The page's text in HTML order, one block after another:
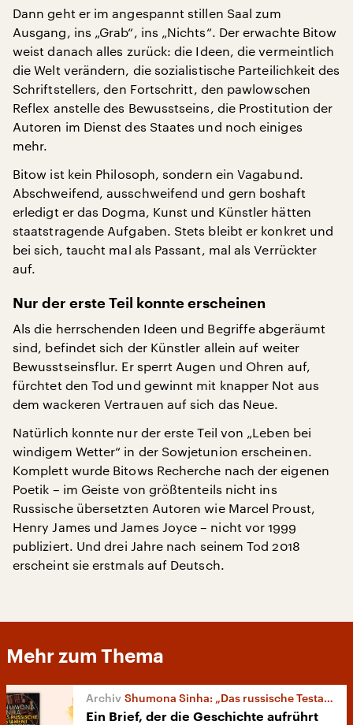
Dann geht er im angespannt stillen Saal zum
Ausgang, ins „Grab“, ins „Nichts“. Der erwachte Bitow
weist danach alles zurück: die Ideen, die vermeintlich
die Welt verändern, die sozialistische Parteilichkeit des
Schriftstellers, den Fortschritt, den pawlowschen
Reflex anstelle des Bewusstseins, die Prostitution der
Autoren im Dienst des Staates und noch einiges
mehr.
Bitow ist kein Philosoph, sondern ein Vagabund.
Abschweifend, ausschweifend und gern boshaft
erledigt er das Dogma, Kunst und Künstler hätten
staatstragende Aufgaben. Stets bleibt er konkret und
bei sich, taucht mal als Passant, mal als Verrückter
auf.
Nur der erste Teil konnte erscheinen
Als die herrschenden Ideen und Begriffe abgeräumt
sind, befindet sich der Künstler allein auf weiter
Bewusstseinsflur. Er sperrt Augen und Ohren auf,
fürchtet den Tod und gewinnt mit knapper Not aus
dem wackeren Vertrauen auf sich das Neue.
Natürlich konnte nur der erste Teil von „Leben bei
windigem Wetter“ in der Sowjetunion erscheinen.
Komplett wurde Bitows Recherche nach der eigenen
Poetik – im Geiste von größtenteils nicht ins
Russische übersetzten Autoren wie Marcel Proust,
Henry James und James Joyce – nicht vor 1999
publiziert. Und drei Jahre nach seinem Tod 2018
erscheint sie erstmals auf Deutsch.
Mehr zum Thema
Shumona Sinha: „Das russische Testament“
Ein Brief, der die Geschichte aufrührt